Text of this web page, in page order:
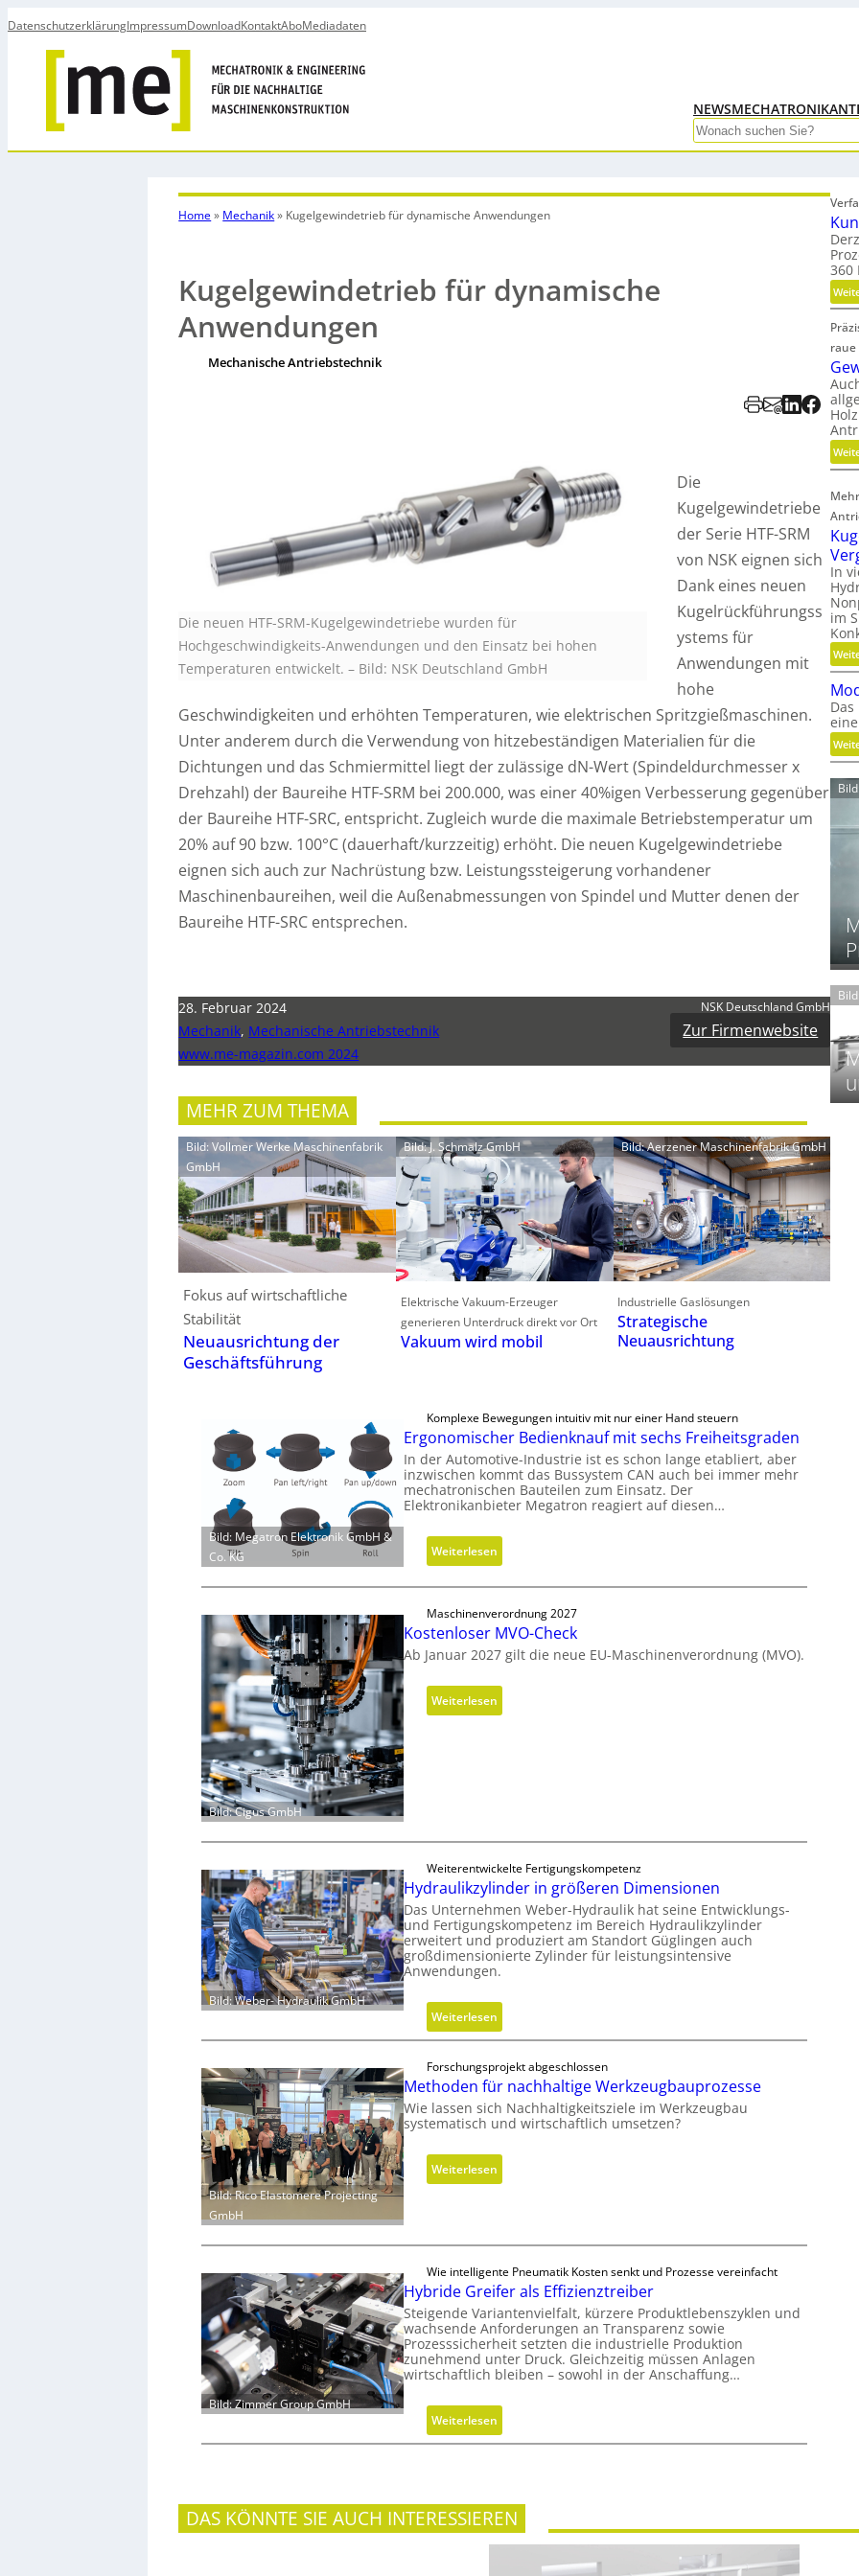
DatenschutzerklärungImpressumDownloadKontaktAboMediadaten
NEWSMECHATRONIK
Search
Home» Mechanik» Kugelgewindetrieb für dynamische Anwendungen
Kugelgewindetrieb für dynamische
Anwendungen
Mechanische Antriebstechnik
Die neuen HTF-SRM-Kugelgewindetriebe wurden für
Hochgeschwindigkeits-Anwendungen und den Einsatz bei hohen
Temperaturen entwickelt. – Bild: NSK Deutschland GmbH
Die
Kugelgewindetriebe
der Serie HTF-SRM
von NSK eignen sich
Dank eines neuen
Kugelrückführungss
ystems für
Anwendungen mit
hohe
Geschwindigkeiten und erhöhten Temperaturen, wie elektrischen Spritzgießmaschinen.
Unter anderem durch die Verwendung von hitzebeständigen Materialien für die
Dichtungen und das Schmiermittel liegt der zulässige dN-Wert (Spindeldurchmesser x
Drehzahl) der Baureihe HTF-SRM bei 200.000, was einer 40%igen Verbesserung gegenüber
der Baureihe HTF-SRC, entspricht. Zugleich wurde die maximale Betriebstemperatur um
20% auf 90 bzw. 100°C (dauerhaft/kurzzeitig) erhöht. Die neuen Kugelgewindetriebe
eignen sich auch zur Nachrüstung bzw. Leistungssteigerung vorhandener
Maschinenbaureihen, weil die Außenabmessungen von Spindel und Mutter denen der
Baureihe HTF-SRC entsprechen.
28. Februar 2024
Mechanik, Mechanische Antriebstechnik
www.me-magazin.com 2024
NSK Deutschland GmbH
Zur Firmenwebsite
MEHR ZUM THEMA
Bild: Vollmer Werke Maschinenfabrik
GmbH
Fokus auf wirtschaftliche
Stabilität
Neuausrichtung der
Geschäftsführung
Bild: J. Schmalz GmbH
Elektrische Vakuum-Erzeuger
generieren Unterdruck direkt vor Ort
Vakuum wird mobil
Bild: Aerzener Maschinenfabrik GmbH
Industrielle Gaslösungen
Strategische
Neuausrichtung
Bild: Megatron Elektronik GmbH &
Co. KG
Komplexe Bewegungen intuitiv mit nur einer Hand steuern
Ergonomischer Bedienknauf mit sechs Freiheitsgraden
In der Automotive-Industrie ist es schon lange etabliert, aber
inzwischen kommt das Bussystem CAN auch bei immer mehr
mechatronischen Bauteilen zum Einsatz. Der
Elektronikanbieter Megatron reagiert auf diesen…
Weiterlesen:
E
r
g
o
n
m
d
i
e
n
k
n
u
f
i
t
s
e
c
h
i
h
e
i
t
s
r
a
Bild: Cigus GmbH
Maschinenverordnung 2027
Kostenloser MVO-Check
Ab Januar 2027 gilt die neue EU-Maschinenverordnung (MVO).
Weiterlesen:
K
l
o
r
M
V
O
-
C
h
e
c
k
Bild: Weber- Hydraulik GmbH
Weiterentwickelte Fertigungskompetenz
Hydraulikzylinder in größeren Dimensionen
Das Unternehmen Weber-Hydraulik hat seine Entwicklungs-
und Fertigungskompetenz im Bereich Hydraulikzylinder
erweitert und produziert am Standort Güglingen auch
großdimensionierte Zylinder für leistungsintensive
Anwendungen.
Weiterlesen:
H
d
r
a
l
i
i
n
d
e
r
i
g
r
r
Bild: Rico Elastomere Projecting
GmbH
Forschungsprojekt abgeschlossen
Methoden für nachhaltige Werkzeugbauprozesse
Wie lassen sich Nachhaltigkeitsziele im Werkzeugbau
systematisch und wirtschaftlich umsetzen?
Weiterlesen:
M
h
o
d
e
n
f
ü
n
a
c
a
l
Bild: Zimmer Group GmbH
Wie intelligente Pneumatik Kosten senkt und Prozesse vereinfacht
Hybride Greifer als Effizienztreiber
Steigende Variantenvielfalt, kürzere Produktlebenszyklen und
wachsende Anforderungen an Transparenz sowie
Prozesssicherheit setzten die industrielle Produktion
zunehmend unter Druck. Gleichzeitig müssen Anlagen
wirtschaftlich bleiben – sowohl in der Anschaffung…
Weiterlesen:
H
r
i
d
360
raue
In
im
DAS KÖNNTE SIE AUCH INTERESSIEREN